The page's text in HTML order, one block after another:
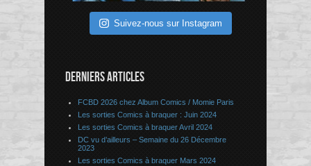
Suivez-nous sur Instagram
DERNIERS ARTICLES
FCBD 2026 chez Album Comics / Momie Paris
Les sorties Comics à braquer : Juin 2024
Les sorties Comics à braquer Avril 2024
DC vu d’ailleurs – Semaine du 26 Décembre
2023
Les sorties Comics à braquer Mars 2024